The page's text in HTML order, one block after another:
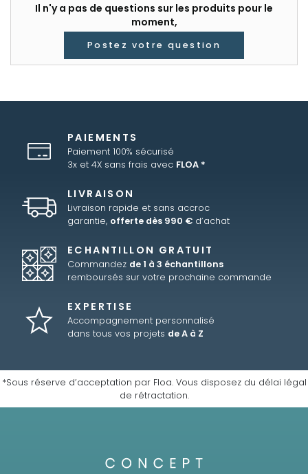
Il n'y a pas de questions sur les produits pour le
moment,
Postez votre question
PAIEMENTS
Paiement 100% sécurisé
3x et 4X sans frais avec FLOA *
LIVRAISON
Livraison rapide et sans accroc
garantie, offerte dès 990 € d’achat
ECHANTILLON GRATUIT
Commandez de 1 à 3 échantillons
remboursés sur votre prochaine commande
EXPERTISE
Accompagnement personnalisé
dans tous vos projets de A à Z
*Sous réserve d’acceptation par Floa. Vous disposez du délai légal
de rétractation.